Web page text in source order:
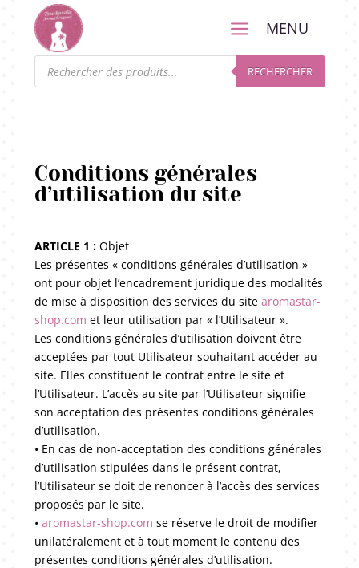
a MENU
Recherche
produits
RECHERCHER
Conditions générales
d’utilisation du site
ARTICLE 1 :Objet
Les présentes « conditions générales d’utilisation »
ont pour objet l’encadrement juridique des modalités
de mise à disposition des services du site aromastar-
shop.com et leur utilisation par « l’Utilisateur ».
Les conditions générales d’utilisation doivent être
acceptées par tout Utilisateur souhaitant accéder au
site. Elles constituent le contrat entre le site et
l’Utilisateur. L’accès au site par l’Utilisateur signifie
son acceptation des présentes conditions générales
d’utilisation.
• En cas de non-acceptation des conditions générales
d’utilisation stipulées dans le présent contrat,
l’Utilisateur se doit de renoncer à l’accès des services
proposés par le site.
• aromastar-shop.com se réserve le droit de modifier
unilatéralement et à tout moment le contenu des
présentes conditions générales d’utilisation.